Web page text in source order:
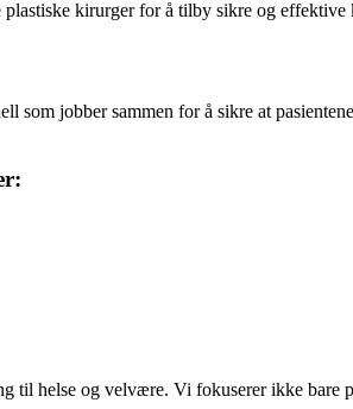
kirurger for å tilby sikre og effektive
som jobber sammen for å sikre at
helse og velvære. Vi fokuserer ikke bare